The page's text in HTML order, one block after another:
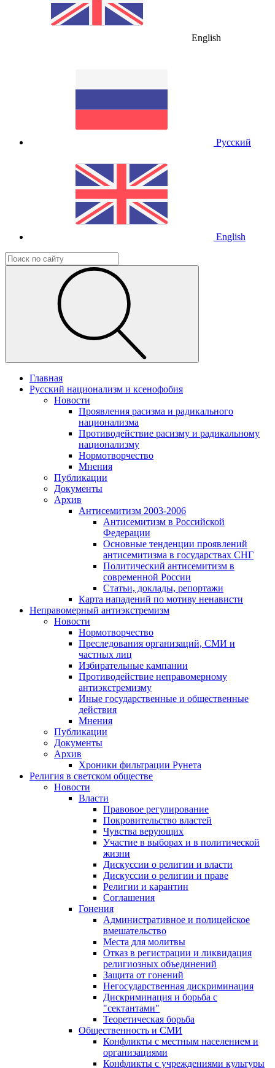
English
Русский
English
Главная
Русский национализм и ксенофобия
Новости
Проявления расизма и радикального
национализма
Противодействие расизму и радикальному
национализму
Нормотворчество
Мнения
Публикации
Документы
Архив
Антисемитизм 2003-2006
Антисемитизм в Российской
Федерации
Основные тенденции проявлений
антисемитизма в государствах СНГ
Политический антисемитизм в
современной России
Статьи, доклады, репортажи
Карта нападений по мотиву ненависти
Неправомерный антиэкстремизм
Новости
Нормотворчество
Преследования организаций, СМИ и
частных лиц
Избирательные кампании
Противодействие неправомерному
антиэкстремизму
Иные государственные и общественные
действия
Мнения
Публикации
Документы
Архив
Хроники фильтрации Рунета
Религия в светском обществе
Новости
Власти
Правовое регулирование
Покровительство властей
Чувства верующих
Участие в выборах и в политической
жизни
Дискуссии о религии и власти
Дискуссии о религии и праве
Религии и карантин
Соглашения
Гонения
Административное и полицейское
вмешательство
Места для молитвы
Отказ в регистрации и ликвидация
религиозных объединений
Защита от гонений
Негосударственная дискриминация
Дискриминация и борьба с
"сектантами"
Теоретическая борьба
Общественность и СМИ
Конфликты с местным населением и
организациями
Конфликты с учреждениями культуры